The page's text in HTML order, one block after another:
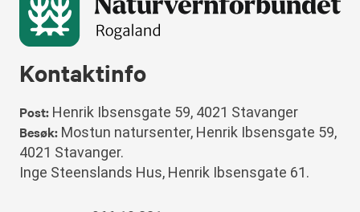
Kontaktinfo
Post: Henrik Ibsensgate 59, 4021 Stavanger
Besøk: Mostun natursenter, Henrik Ibsensgate 59,
4021 Stavanger.
Inge Steenslands Hus, Henrik Ibsensgate 61.